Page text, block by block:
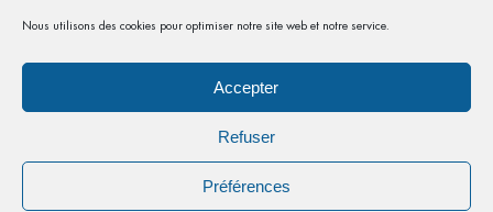
Nous utilisons des cookies pour optimiser notre site web et notre service.
Accepter
Refuser
Préférences
INFORMATIONS PRATIQUES
Map des commerces